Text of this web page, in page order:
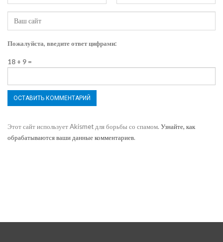
Пожалуйста, введите ответ цифрами:
18 + 9 =
Этот сайт использует Akismet для борьбы со спамом. Узнайте, как
обрабатываются ваши данные комментариев.